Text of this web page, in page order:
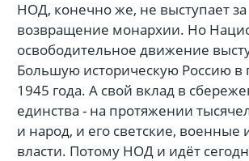
НОД, конечно же, не выступает за
возвращение монархии. Но
освободительное движение
Большую историческую Россию в
1945 года. А свой вклад в
единства - на протяжении
и народ, и его светские, военные
власти. Потому НОД и идёт